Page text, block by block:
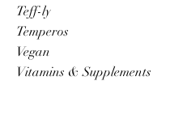
Teff-ly
Temperos
Vegan
Vitamins & Supplements